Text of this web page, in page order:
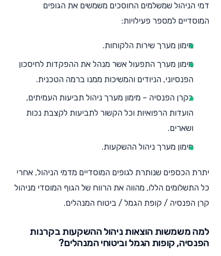
דמי הניהול שמשלמים החוסכים משמשים את הגופים
המוסדיים למספר פעילויות:
מימון מערך שירות הלקוחות.
מימון מערך התפעול אשר מנהל את ההפקדות לחיסכון
הפנסיוני, הניודים והמשיכות ממנו ברמה הטכנית.
בקרן הפנסיה – מימון מערך ניהול תביעות העמיתים,
הועדות הרפואיות וכל הקשור לתביעות לקצבת נכות
ושארים.
מימון מערך ניהול ההשקעות.
יתרת הכספים שנותרת לגופים המוסדיים מדמי הניהול, אחרי
כל התשלומים הללו, מהווה את הרווח של הגוף המוסדי מניהול
קרן הפנסיה / קופת הגמל / ביטוח המנהלים.
למה משמשות הוצאות ניהול ההשקעות בקרנות
הפנסיה, קופות הגמל וביטוחי המנהלים?